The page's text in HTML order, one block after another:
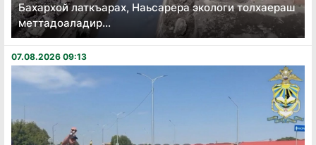
Бахархой латкъарах, Наьсарера экологи толхаераш
меттадоаладир...
07.08.2026 09:13